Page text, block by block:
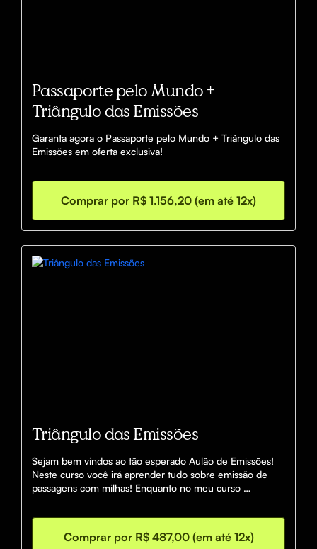
Passaporte pelo Mundo +
Triângulo das Emissões
Garanta agora o Passaporte pelo Mundo + Triângulo das
Emissões em oferta exclusiva!
Comprar por R$ 1.156,20 (em até 12x)
Triângulo das Emissões
Sejam bem vindos ao tão esperado Aulão de Emissões!
Neste curso você irá aprender tudo sobre emissão de
passagens com milhas! Enquanto no meu curso
milhas do básico ao avançado, aqui no Aulão de
passagens na prática com muitas dicas maravilhosas!
Comprar por R$ 487,00 (em até 12x)